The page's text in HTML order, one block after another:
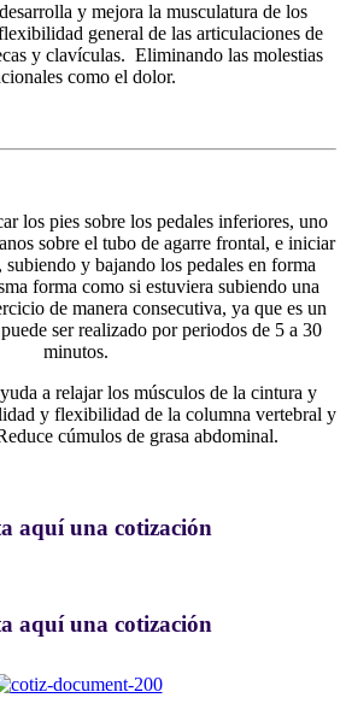
y mejora la musculatura de los
general de las articulaciones de
y clavículas. Eliminando las molestias
como el dolor.
los pies sobre los pedales inferiores, uno
sobre el tubo de agarre frontal, e iniciar
subiendo y bajando los pedales en forma
forma como si estuviera subiendo una
de manera consecutiva, ya que es un
ser realizado por periodos de 5 a 30
minutos.
a relajar los músculos de la cintura y
y flexibilidad de la columna vertebral y
cúmulos de grasa abdominal.
aquí una cotización
aquí una cotización